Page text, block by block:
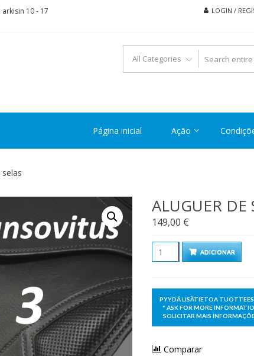
arkisin 10 - 17 LOGIN /
Página inicial Ação
ALUGUER DE
149,00 €
QuantidadeADICIONAR
Comparar